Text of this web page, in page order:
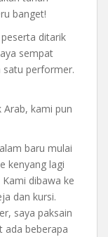
banget!
ditarik
sempat
satu performer.
Arab, kami pun
baru mulai
kenyang lagi
dibawa ke
dan kursi.
saya paksain
ada beberapa